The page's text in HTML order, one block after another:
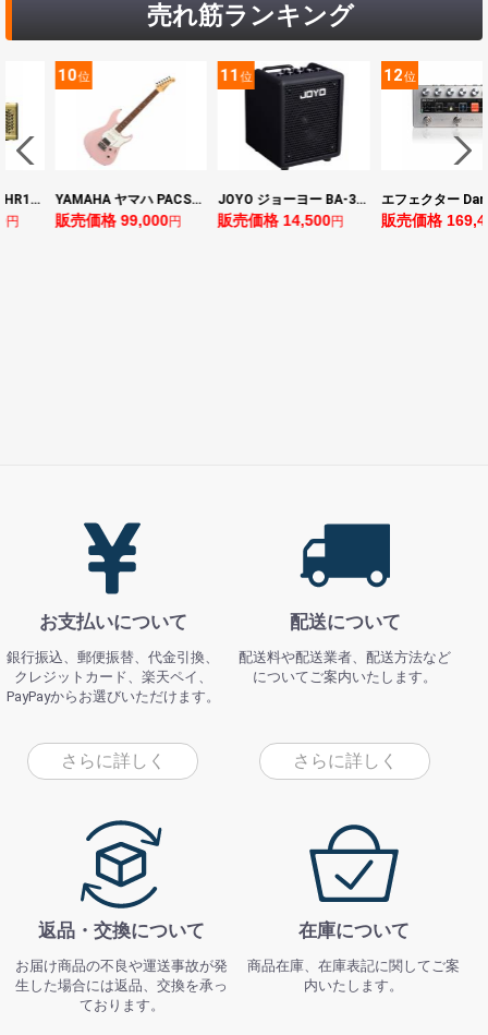
売れ筋ランキング
ヤマハ YAMAHA THR10II 小型ギターアンプ
円
10位
YAMAHA ヤマハ PACS+12 ASP Pacifica Standard Plus パシフィカスタンダードプラス エレキギター
販売価格 99,000円
11位
JOYO ジョーヨー BA-30 VIBE CUBE BLK 30W 小型ベースアンプ Bluetooth+OTGオーディオI/F搭載
販売価格 14,500円
12位
販売価格
お支払いについて
銀行振込、郵便振替、代金引換、
クレジットカード、楽天ペイ、
PayPayからお選びいただけます。
さらに詳しく
配送について
配送料や配送業者、配送方法など
についてご案内いたします。
さらに詳しく
返品・交換について
お届け商品の不良や運送事故が発
生した場合には返品、交換を承っ
ております。
在庫について
商品在庫、在庫表記に関してご案
内いたします。